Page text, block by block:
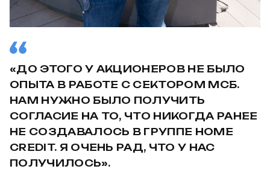
«ДО ЭТОГО У АКЦИОНЕРОВ НЕ БЫЛО
ОПЫТА В РАБОТЕ С СЕКТОРОМ МСБ.
НАМ НУЖНО БЫЛО ПОЛУЧИТЬ
СОГЛАСИЕ НА ТО, ЧТО НИКОГДА РАНЕЕ
НЕ СОЗДАВАЛОСЬ В ГРУППЕ HOME
CREDIT. Я ОЧЕНЬ РАД, ЧТО У НАС
ПОЛУЧИЛОСЬ».